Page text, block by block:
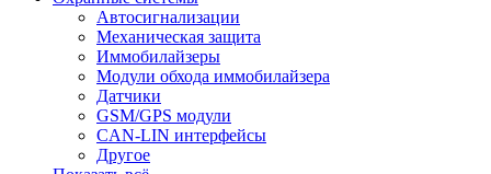
Автосигнализации
Механическая защита
Иммобилайзеры
Модули обхода иммобилайзера
Датчики
GSM/GPS модули
CAN-LIN интерфейсы
Другое